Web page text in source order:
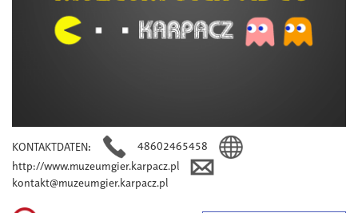
KONTAKTDATEN:
48602465458
http://www.muzeumgier.karpacz.pl
kontakt@muzeumgier.karpacz.pl